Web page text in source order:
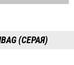
(СЕРАЯ)